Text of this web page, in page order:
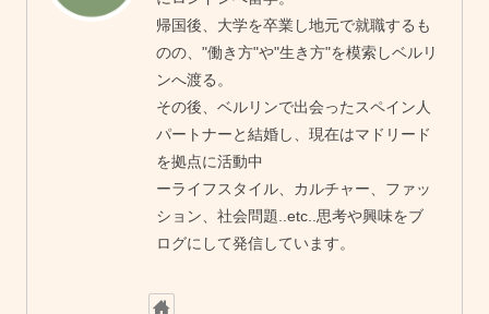
帰国後、大学を卒業し地元で就職するも
のの、"働き方"や"生き方"を模索しベルリ
ンへ渡る。
その後、ベルリンで出会ったスペイン人
パートナーと結婚し、現在はマドリード
を拠点に活動中
ーライフスタイル、カルチャー、ファッ
ション、社会問題..etc..思考や興味をブ
ログにして発信しています。